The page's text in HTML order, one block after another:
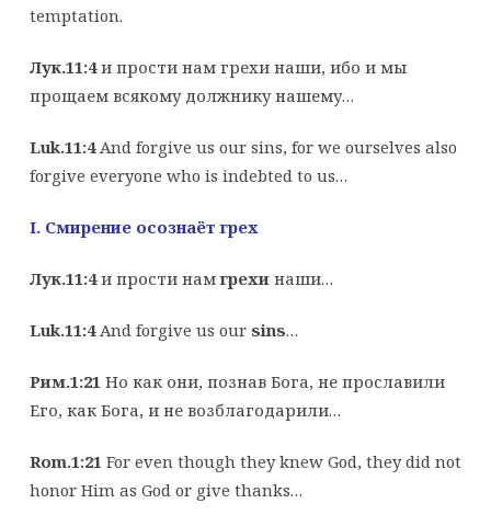
temptation.
Лук.11:4и прости нам грехи наши, ибо и мы
прощаем всякому должнику нашему…
Luk.11:4And forgive us our sins, for we ourselves also
forgive everyone who is indebted to us…
I. Смирение осознаёт грех
Лук.11:4и прости намгрехинаши…
Luk.11:4And forgive us our sins…
Рим.1:21Но как они, познав Бога, не прославили
Его, как Бога, и не возблагодарили…
Rom.1:21For even though they knew God, they did not
honor Him as God or give thanks…